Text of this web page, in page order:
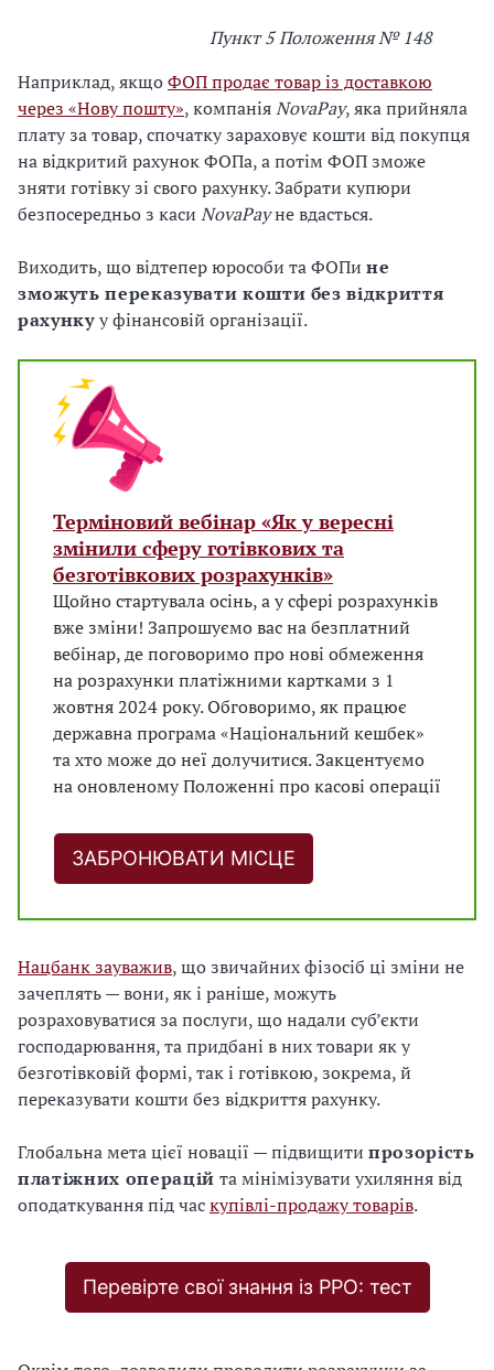
Пункт 5 Положення № 148
Наприклад, якщоФОП продає товар із доставкою
через «Нову пошту», компаніяNovaPay, яка прийняла
плату за товар, спочатку зараховує кошти від покупця
на відкритий рахунок ФОПа, а потім ФОП зможе
зняти готівку зі свого рахунку. Забрати купюри
безпосередньо з каси NovaPayне вдасться.
Виходить, що відтепер юрособи та ФОПи не
зможуть переказувати кошти без відкриття
рахункуу фінансовій організації.
Терміновий вебінар «Як у вересні
змінили сферу готівкових та
безготівкових розрахунків»
Щойно стартувала осінь, а у сфері розрахунків
вже зміни! Запрошуємо вас на безплатний
вебінар, де поговоримо про нові обмеження
на розрахунки платіжними картками з 1
жовтня 2024 року. Обговоримо, як працює
державна програма «Національний кешбек»
та хто може до неї долучитися. Закцентуємо
на оновленому Положенні про касові операції
ЗАБРОНЮВАТИ МІСЦЕ
Нацбанк зауважив, що звичайних фізосіб ці зміни не
зачеплять — вони, як і раніше, можуть
розраховуватися за послуги, що надали суб’єкти
господарювання, та придбані в них товари як у
безготівковій формі, так і готівкою, зокрема, й
переказувати кошти без відкриття рахунку.
Глобальна мета цієї новації — підвищити прозорість
платіжних операцій та мінімізувати ухиляння від
оподаткування під часкупівлі-продажу товарів.
Перевірте свої знання із РРО: тест